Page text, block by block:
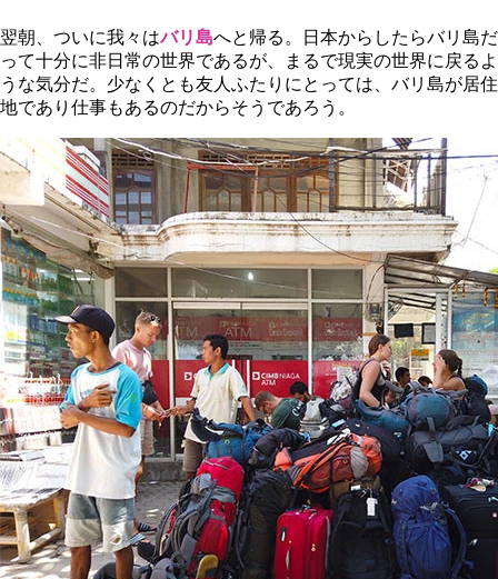
翌朝、ついに我々はバリ島へと帰る。日本からしたらバリ島だ
って十分に非日常の世界であるが、まるで現実の世界に戻るよ
うな気分だ。少なくとも友人ふたりにとっては、バリ島が居住
地であり仕事もあるのだからそうであろう。